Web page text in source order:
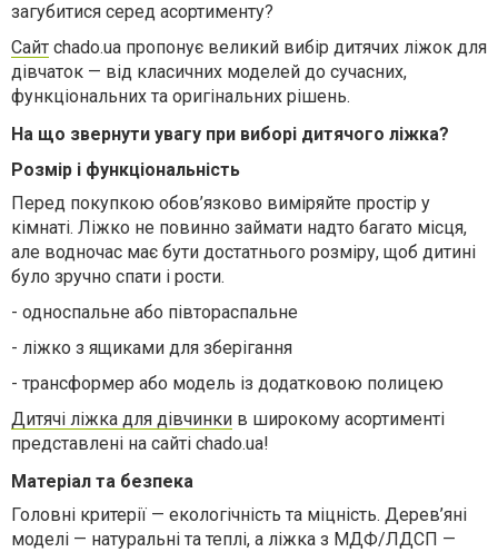
загубитися серед асортименту?
Сайт chado.ua пропонує великий вибір дитячих ліжок для
дівчаток — від класичних моделей до сучасних,
функціональних та оригінальних рішень.
На що звернути увагу при виборі дитячого ліжка?
Розмір і функціональність
Перед покупкою обов’язково виміряйте простір у
кімнаті. Ліжко не повинно займати надто багато місця,
але водночас має бути достатнього розміру, щоб дитині
було зручно спати і рости.
- односпальне або півтораспальне
- ліжко з ящиками для зберігання
- трансформер або модель із додатковою полицею
Дитячі ліжка для дівчинки в широкому асортименті
представлені на сайті chado.ua!
Матеріал та безпека
Головні критерії — екологічність та міцність. Дерев’яні
моделі — натуральні та теплі, а ліжка з МДФ/ЛДСП —